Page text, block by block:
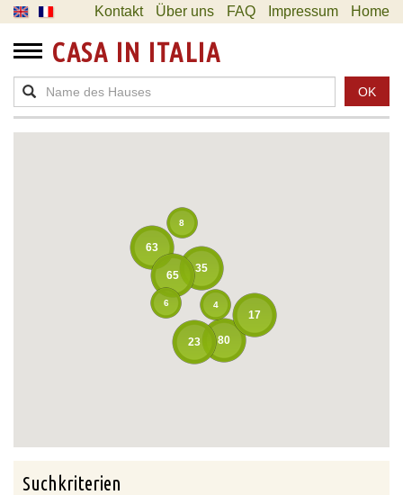
Kontakt Über uns FAQ Impressum Home
CASA IN ITALIA
OK
80
17
63
35
65
23
4
6
8
Suchkriterien